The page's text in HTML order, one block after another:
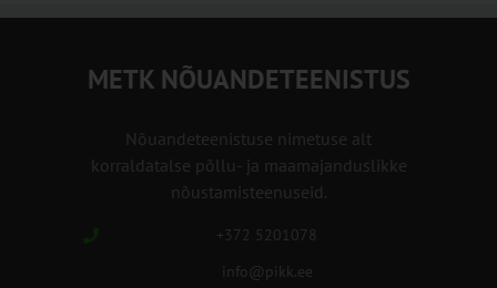
METK NÕUANDETEENISTUS
Nõuandeteenistuse nimetuse alt
korraldatalse põllu- ja maamajanduslikke
nõustamisteenuseid.
+372 5201078
info@pikk.ee